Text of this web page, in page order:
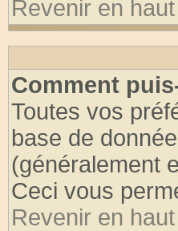
Revenir en haut
Comment
Toutes vos
base de
(généralement
Ceci vous
Revenir en haut